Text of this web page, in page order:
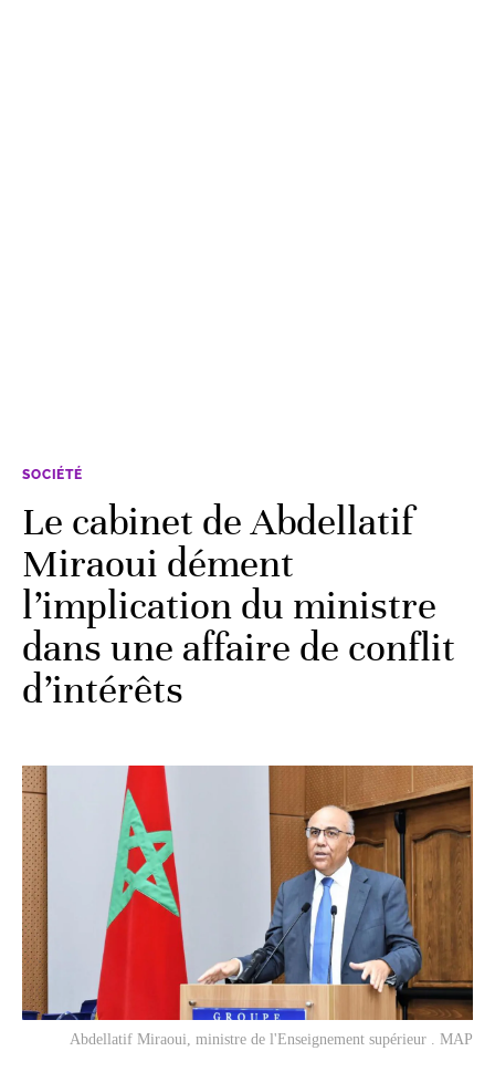
SOCIÉTÉ
Le cabinet de Abdellatif
Miraoui dément
l’implication du ministre
dans une affaire de conflit
d’intérêts
Abdellatif Miraoui, ministre de l'Enseignement supérieur . MAP